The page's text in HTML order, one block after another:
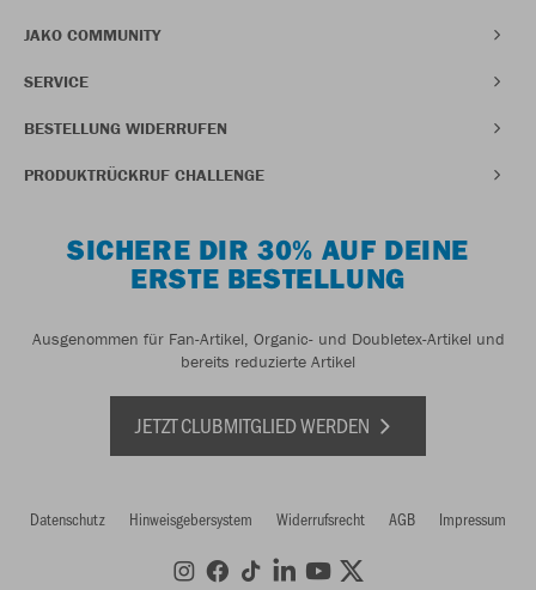
JAKO COMMUNITY
SERVICE
BESTELLUNG WIDERRUFEN
PRODUKTRÜCKRUF CHALLENGE
SICHERE DIR 30% AUF DEINE
ERSTE BESTELLUNG
Ausgenommen für Fan-Artikel, Organic- und Doubletex-Artikel und
bereits reduzierte Artikel
JETZT CLUBMITGLIED WERDEN
Datenschutz Hinweisgebersystem Widerrufsrecht AGB Impressum